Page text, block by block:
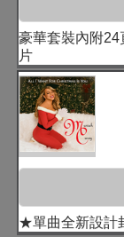
豪華套裝內附
片
★單曲全新設計